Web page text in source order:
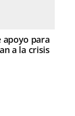
apoyo para
a la crisis